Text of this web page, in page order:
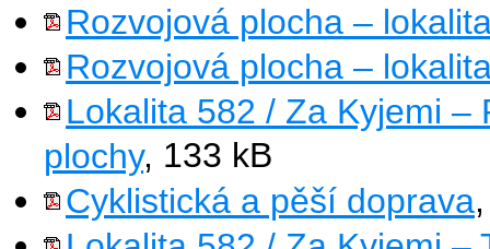
Rozvojová plocha –
Rozvojová plocha –
Lokalita 582 / Za Kyjemi
plochy, 133 kB
Cyklistická a pěší doprava